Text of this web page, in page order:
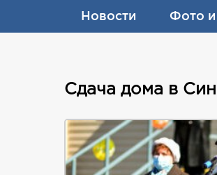
Новости Фото
Сдача дома в